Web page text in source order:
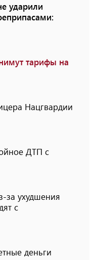
ударили
тарифы на
Нацгвардии
ДТП с
за ухудшения
с
деньги